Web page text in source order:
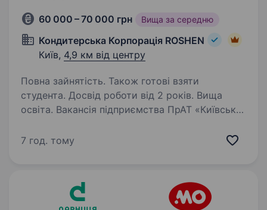
60 000 – 70 000 грн Вища за середню
Кондитерська Корпорація ROSHEN
Київ, 4,9 км від центру
Повна зайнятість. Також готові взяти
студента. Досвід роботи від 2 років. Вища
освіта. Вакансія підприємства ПрАТ «Київська
«Київська кондитерська фабрика «Рошен»
мармеладу, пастили,…
7 год. тому